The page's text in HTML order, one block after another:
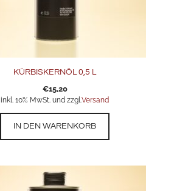
KÜRBISKERNÖL 0,5 L
€15,20
inkl. 10% MwSt. und zzgl.Versand
IN DEN WARENKORB